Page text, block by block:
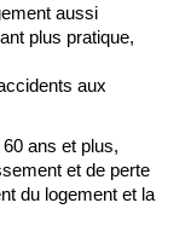
aussi
plus pratique,
aux
ans et plus,
et de perte
du logement et la